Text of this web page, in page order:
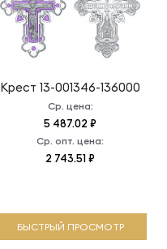
Крест 13-001346-136000
Ср. цена:
5 487.02 ₽
Ср. опт. цена:
2 743.51 ₽
БЫСТРЫЙ ПРОСМОТР